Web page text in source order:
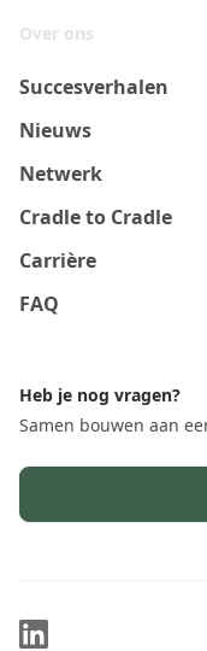
Over ons
Succesverhalen
Nieuws
Netwerk
Cradle to Cradle
Carrière
FAQ
Heb je nog vragen?
Samen bouwen aan